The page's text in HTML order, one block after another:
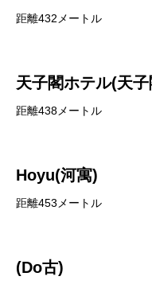
距離432メートル
天子閣ホテル(天
距離438メートル
Hoyu(河寓)
距離453メートル
(Do古)